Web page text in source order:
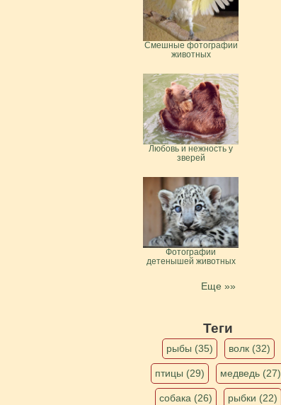
Смешные фотографии
животных
Любовь и нежность у
зверей
Фотографии
детенышей животных
Еще »»
Теги
рыбы (35) волк (32)
птицы (29) медведь (27)
собака (26) рыбки (22)